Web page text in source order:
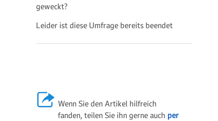
geweckt?
Leider ist diese Umfrage bereits beendet
Wenn Sie den Artikel hilfreich
fanden, teilen Sie ihn gerne auch per